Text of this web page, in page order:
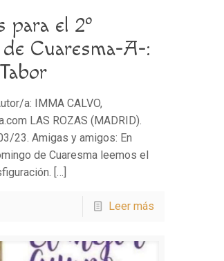
para el 2º
Cuaresma-A-:
a: IMMA CALVO,
LAS ROZAS (MADRID).
23. Amigas y amigos: En
de Cuaresma leemos el
[…]
Leer más